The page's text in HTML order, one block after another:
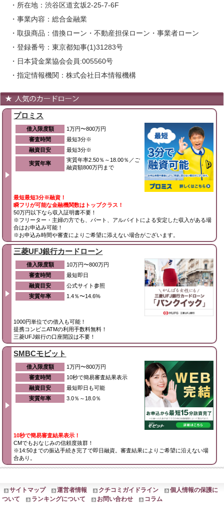
・所在地：渋谷区道玄坂2-25-7-6F
・事業内容：総合金融業
・取扱商品：借換ローン・不動産担保ローン・事業者ローン
・登録番号：東京都知事(1)31283号
・日本貸金業協会会員:005560号
・指定情報機関：株式会社日本情報機構
プロミス
借入限度額
1万円〜800万円
審査時間
最短3分※
融資目安
最短3分※
実質年率
実質年率2.50％～18.00％／ご
融資額800万円まで
最短最短3分※融資！
瞬フリが可能な金融機関数はトップクラス！
50万円以下なら収入証明書不要！
※フリーター・主婦の方でも、パート、アルバイトによる安定した収入がある場
合はお申込み可能！
※お申込み時間や審査によりご希望に添えない場合がございます。
三菱UFJ銀行カードローン
借入限度額
10万円〜800万円
審査時間
最短即日
融資目安
公式サイト参照
実質年率
1.4％〜14.6%
1000円単位での借入も可能！
提携コンビニATMの利用手数料無料！
三菱UFJ銀行の口座開設は不要！
SMBCモビット
借入限度額
1万円〜800万円
審査時間
10秒で簡易審査結果表示
融資目安
最短即日も可能
実質年率
3.0％～18.0％
10秒で簡易審査結果表示！
CMでもおなじみの信頼度抜群！
※14:50までの振込手続き完了で即日融資。審査結果によりご希望に沿えない場
合あり。
サイトマップ 運営者情報 クチコミガイドライン
個人情報の保護に
ついて
ランキングについて お問い合わせ コラム